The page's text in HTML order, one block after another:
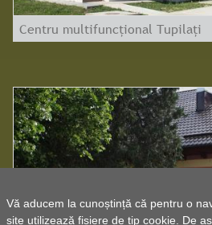
Vă aducem la cunoștință că pentru o
site utilizează fișiere de tip cookie. De
Centru multifuncțional Tupilați